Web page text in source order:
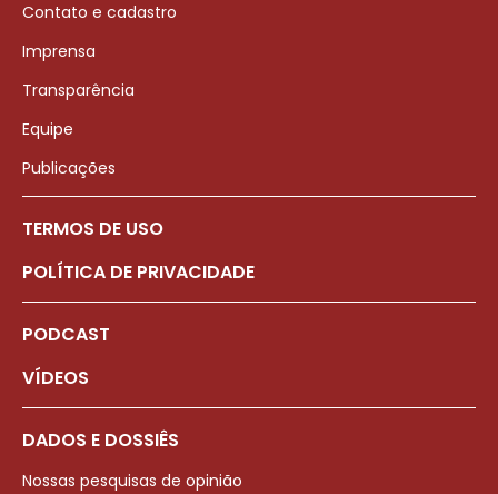
Contato e cadastro
Imprensa
Transparência
Equipe
Publicações
TERMOS DE USO
POLÍTICA DE PRIVACIDADE
PODCAST
VÍDEOS
DADOS E DOSSIÊS
Nossas pesquisas de opinião